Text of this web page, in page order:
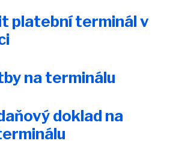
platební terminál v
na terminálu
doklad na